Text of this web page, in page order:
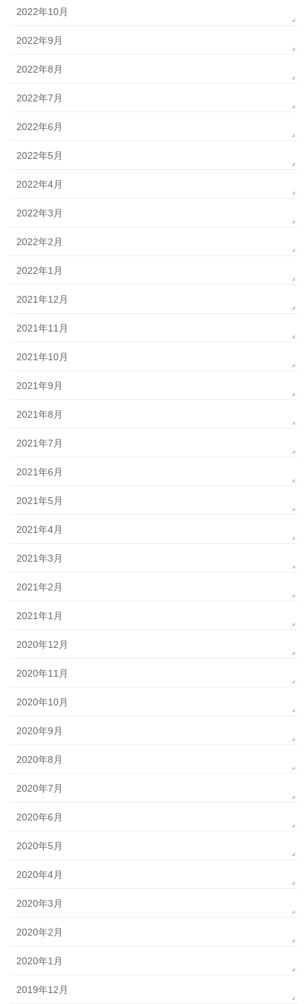
2022年10月
2022年9月
2022年8月
2022年7月
2022年6月
2022年5月
2022年4月
2022年3月
2022年2月
2022年1月
2021年12月
2021年11月
2021年10月
2021年9月
2021年8月
2021年7月
2021年6月
2021年5月
2021年4月
2021年3月
2021年2月
2021年1月
2020年12月
2020年11月
2020年10月
2020年9月
2020年8月
2020年7月
2020年6月
2020年5月
2020年4月
2020年3月
2020年2月
2020年1月
2019年12月